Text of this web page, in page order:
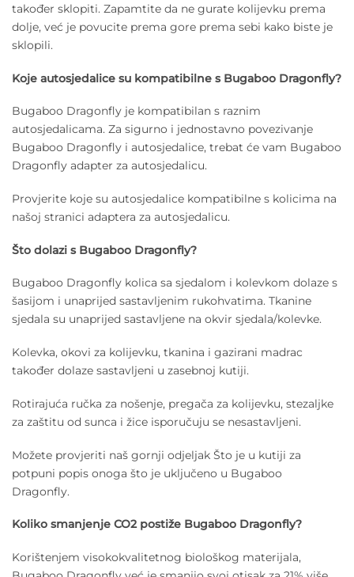
također sklopiti. Zapamtite da ne gurate kolijevku prema
dolje, već je povucite prema gore prema sebi kako biste je
sklopili.
Koje autosjedalice su kompatibilne s Bugaboo Dragonfly?
Bugaboo Dragonfly je kompatibilan s raznim
autosjedalicama. Za sigurno i jednostavno povezivanje
Bugaboo Dragonfly i autosjedalice, trebat će vam Bugaboo
Dragonfly adapter za autosjedalicu.
Provjerite koje su autosjedalice kompatibilne s kolicima na
našoj stranici adaptera za autosjedalicu.
Što dolazi s Bugaboo Dragonfly?
Bugaboo Dragonfly kolica sa sjedalom i kolevkom dolaze s
šasijom i unaprijed sastavljenim rukohvatima. Tkanine
sjedala su unaprijed sastavljene na okvir sjedala/kolevke.
Kolevka, okovi za kolijevku, tkanina i gazirani madrac
također dolaze sastavljeni u zasebnoj kutiji.
Rotirajuća ručka za nošenje, pregača za kolijevku, stezaljke
za zaštitu od sunca i žice isporučuju se nesastavljeni.
Možete provjeriti naš gornji odjeljak Što je u kutiji za
potpuni popis onoga što je uključeno u Bugaboo
Dragonfly.
Koliko smanjenje CO2 postiže Bugaboo Dragonfly?
Korištenjem visokokvalitetnog biološkog materijala,